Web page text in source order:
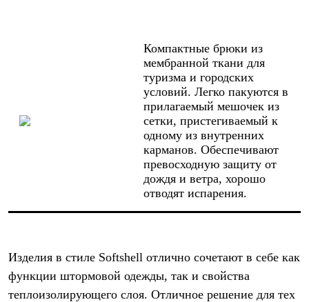
Компактные брюки из
мембранной ткани для
туризма и городских
условий. Легко пакуются в
прилагаемый мешочек из
сетки, пристегиваемый к
одному из внутренних
карманов. Обеспечивают
превосходную защиту от
дождя и ветра, хорошо
отводят испарения.
Изделия в стиле Softshell отлично сочетают в себе как
функции штормовой одежды, так и свойства
теплоизолирующего слоя. Отличное решение для тех